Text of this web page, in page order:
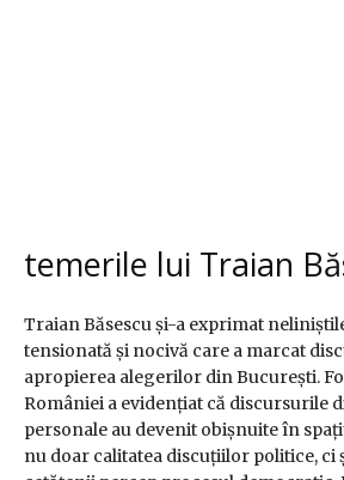
temerile lui Traian
Traian Băsescu și-a exprimat
tensionată și nocivă care a marcat
apropierea alegerilor din București.
României a evidențiat că discursurile
personale au devenit obișnuite în
nu doar calitatea discuțiilor politice, ci